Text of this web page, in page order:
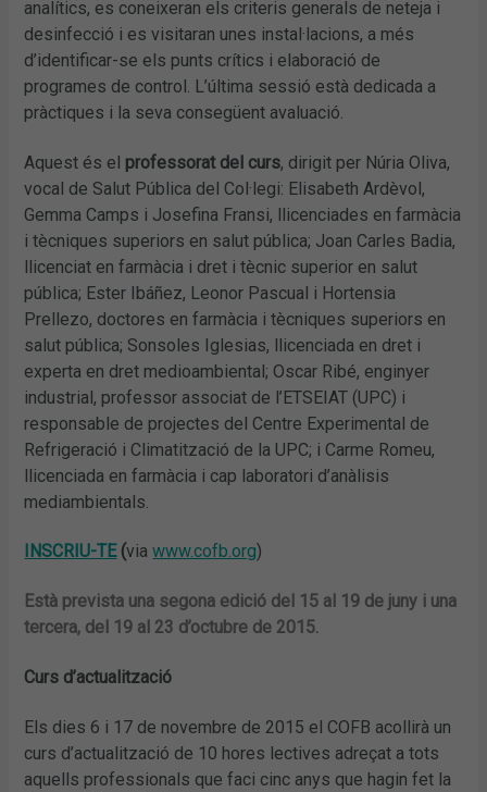
analítics, es coneixeran els criteris generals de neteja i
desinfecció i es visitaran unes instal·lacions, a més
d’identificar-se els punts crítics i elaboració de
programes de control. L’última sessió està dedicada a
pràctiques i la seva consegüent avaluació.
Aquest és el professorat del curs, dirigit per Núria Oliva,
vocal de Salut Pública del Col·legi: Elisabeth Ardèvol,
Gemma Camps i Josefina Fransi, llicenciades en farmàcia
i tècniques superiors en salut pública; Joan Carles Badia,
llicenciat en farmàcia i dret i tècnic superior en salut
pública; Ester Ibáñez, Leonor Pascual i Hortensia
Prellezo, doctores en farmàcia i tècniques superiors en
salut pública; Sonsoles Iglesias, llicenciada en dret i
experta en dret medioambiental; Oscar Ribé, enginyer
industrial, professor associat de l’ETSEIAT (UPC) i
responsable de projectes del Centre Experimental de
Refrigeració i Climatització de la UPC; i Carme Romeu,
llicenciada en farmàcia i cap laboratori d’anàlisis
mediambientals.
INSCRIU-TE(viawww.cofb.org)
Està prevista una segona edició del 15 al 19 de juny i una
tercera, del 19 al 23 d’octubre de 2015.
Curs d’actualització
Els dies 6 i 17 de novembre de 2015 el COFB acollirà un
curs d’actualització de 10 hores lectives adreçat a tots
aquells professionals que faci cinc anys que hagin fet la